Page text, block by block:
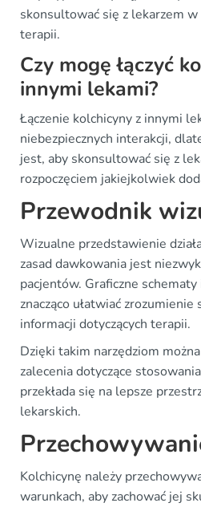
skonsultować się z lekarzem
terapii.
Czy mogę łączyć
innymi lekami?
Łączenie kolchicyny z innymi
niebezpiecznych interakcji,
jest, aby skonsultować się z
rozpoczęciem jakiejkolwiek
Przewodnik
Wizualne przedstawienie
zasad dawkowania jest
pacjentów. Graficzne
znacząco ułatwiać
informacji dotyczących terapii.
Dzięki takim narzędziom
zalecenia dotyczące
przekłada się na lepsze
lekarskich.
Kolchicynę należy
warunkach, aby zachować jej